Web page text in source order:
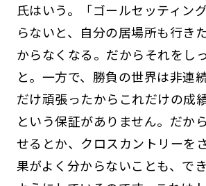
氏はいう。「ゴールセッティン
らないと、自分の居場所も行き
からなくなる。だからそれをし
と。一方で、勝負の世界は非連
だけ頑張ったからこれだけの成
という保証がありません。だか
せるとか、クロスカントリーを
果がよく分からないことも、で